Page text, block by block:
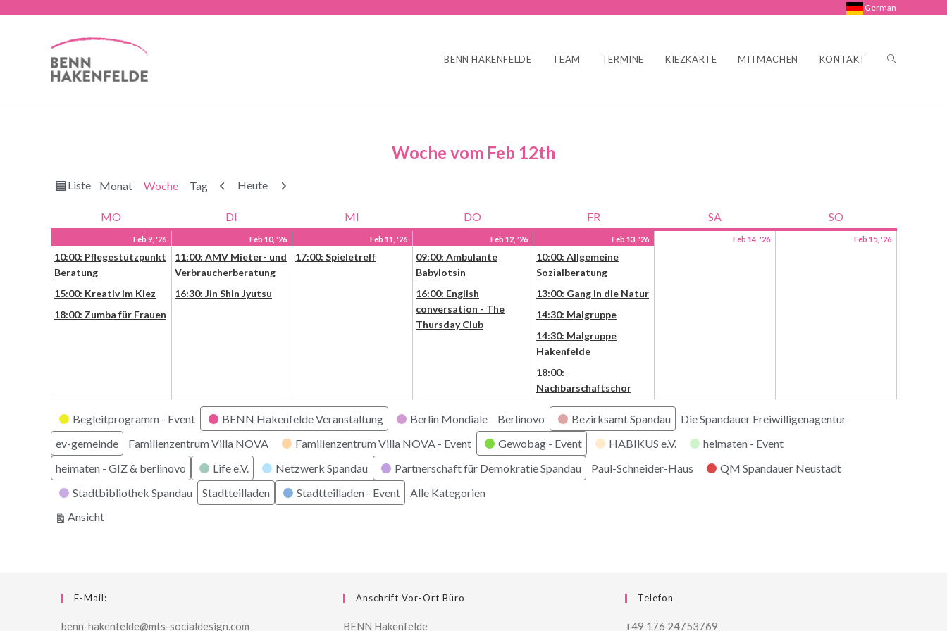
German
BENN HAKENFELDE TEAM TERMINE KIEZKARTE MITMACHEN KONTAKT
Woche vom Feb 12th
Ansicht
Liste Monat Woche Tag Zurück
Heute Weiter
MO DI MI DO FR SA SO
Feb 9, '26
10:00: Pflegestützpunkt
Beratung
15:00: Kreativ im Kiez
18:00: Zumba für Frauen
Feb 10, '26
11:00: AMV Mieter- und
Verbraucherberatung
16:30: Jin Shin Jyutsu
Feb 11, '26
17:00: Spieletreff
Feb 12, '26
09:00: Ambulante
Babylotsin
16:00: English
conversation - The
Thursday Club
Feb 13, '26
10:00: Allgemeine
Sozialberatung
13:00: Gang in die Natur
14:30: Malgruppe
14:30: Malgruppe
Hakenfelde
18:00:
Nachbarschaftschor
Feb 14, '26 Feb 15, '26
Kategorien
Begleitprogramm - Event BENN Hakenfelde Veranstaltung Berlin Mondiale Berlinovo Bezirksamt Spandau
Die Spandauer Freiwilligenagentur
ev-gemeinde
Familienzentrum Villa NOVA Familienzentrum Villa NOVA - Event Gewobag - Event HABIKUS e.V.
heimaten - Event
heimaten - GIZ & berlinovo
Life e.V. Netzwerk Spandau Partnerschaft für Demokratie Spandau Paul-Schneider-Haus
QM Spandauer Neustadt
Stadtbibliothek Spandau
Stadtteilladen Stadtteilladen - Event
Alle Kategorien
Ansichtausdrucken
E-Mail:
benn-hakenfelde@mts-socialdesign.com
Anschrift Vor-Ort Büro
BENN Hakenfelde
Telefon
+49 176 24753769